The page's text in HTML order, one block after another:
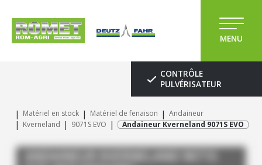
MENU
CONTRÔLE
PULVÉRISATEUR
Matériel en stock Matériel de fenaison
Andaineur
Kverneland
9071S EVO Andaineur Kverneland 9071S EVO
9071S